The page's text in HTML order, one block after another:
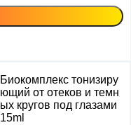
Биокомплекс тонизиру
ющий от отеков и темн
ых кругов под глазами
15ml